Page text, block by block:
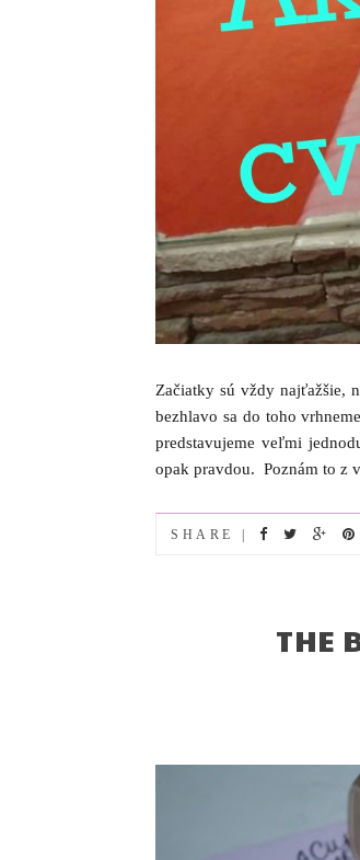
Začiatky sú vždy najťažšie,
bezhlavo sa do toho
predstavujeme veľmi
opak pravdou. Poznám to z
SHARE |
THE